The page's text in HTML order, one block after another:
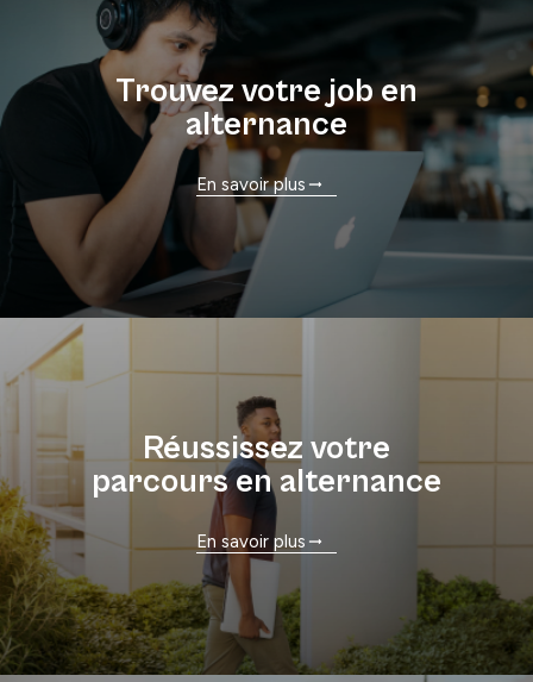
Trouvez votre job en
alternance
En savoir plus
Réussissez votre
parcours en alternance
En savoir plus